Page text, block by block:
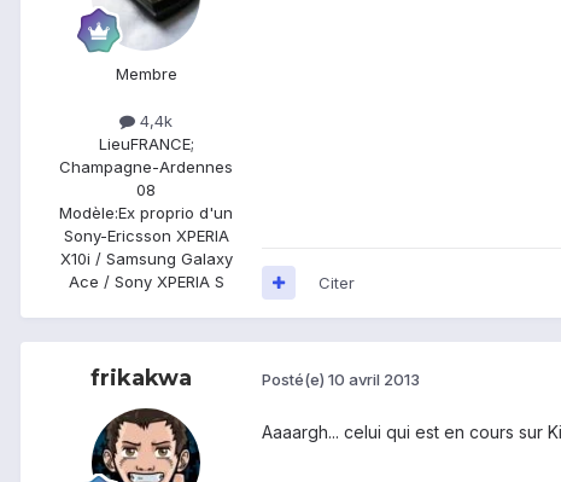
Membre
4,4k
LieuFRANCE;
Champagne-Ardennes
08
Modèle:Ex proprio d'un
Sony-Ericsson XPERIA
X10i / Samsung Galaxy
Ace / Sony XPERIA S
Citer
frikakwa Posté(e) 10 avril 2013
Aaaargh... celui qui est en cours sur